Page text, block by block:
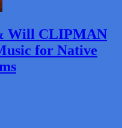
Will CLIPMAN
for Native